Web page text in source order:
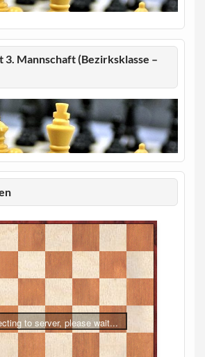
3. Mannschaft (Bezirksklasse –